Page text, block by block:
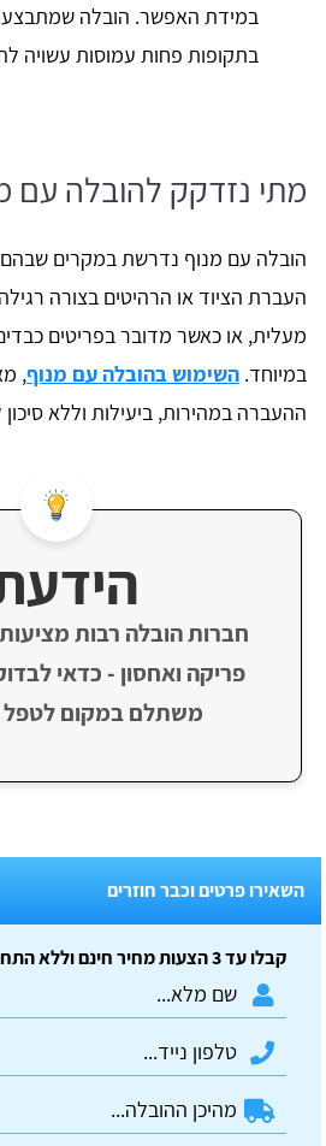
במידת האפשר. הובלה
בתקופות פחות עמוסות עשויה
מתי נזדקק להובלה עם
הובלה עם מנוף נדרשת במקרים
העברת הציוד או הרהיטים בצורה
מעלית, או כאשר מדובר בפריטים
במיוחד. השימוש בהובלה עם מנוף,
ההעברה במהירות, ביעילות וללא סיכון
חברות הובלה רבות
פריקה ואחסון - כדאי
משתלם במקום לטפל
השאירו פרטים וכבר חוזרים
קבלו עד 3 הצעות מחיר חינם וללא התחייבות: